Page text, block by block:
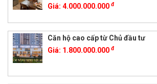
Giá: 4.000.000.000 đ
Căn hộ cao cấp từ Chủ đầu tư
Giá: 1.800.000.000 đ